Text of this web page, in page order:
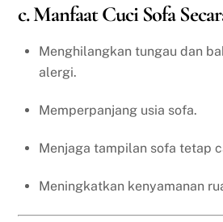
c. Manfaat Cuci Sofa
Menghilangkan tungau dan
alergi.
Memperpanjang usia sofa.
Menjaga tampilan sofa tetap
Meningkatkan kenyamanan